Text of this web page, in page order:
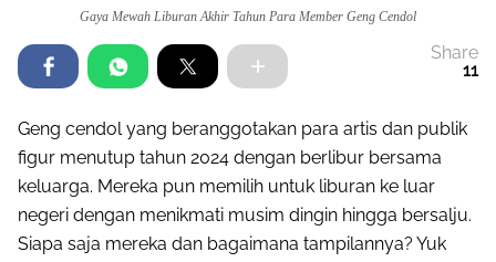
Gaya Mewah Liburan Akhir Tahun Para Member Geng Cendol
Share
11
Geng cendol yang beranggotakan para artis dan publik
figur menutup tahun 2024 dengan berlibur bersama
keluarga. Mereka pun memilih untuk liburan ke luar
negeri dengan menikmati musim dingin hingga bersalju.
Siapa saja mereka dan bagaimana tampilannya? Yuk